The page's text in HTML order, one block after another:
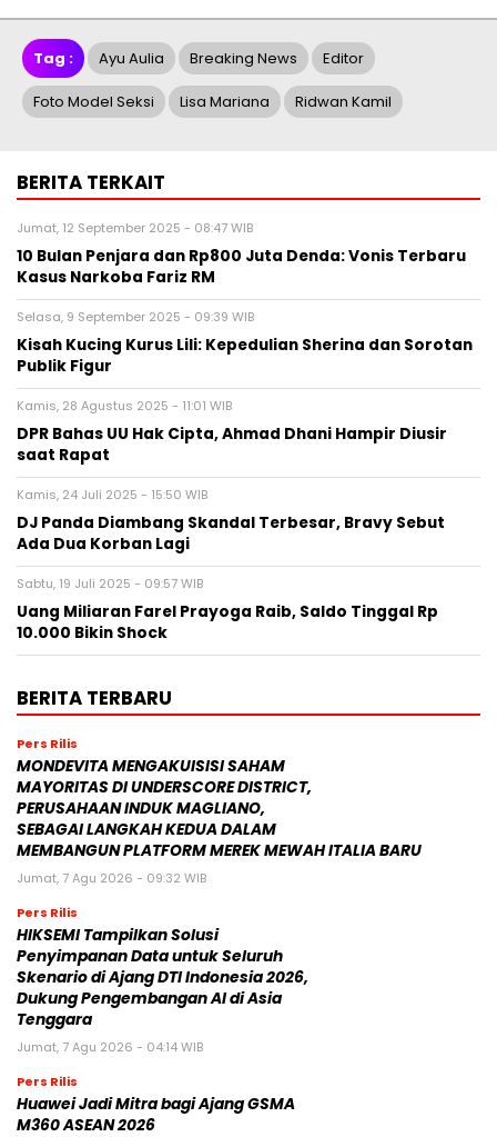
Tag : Ayu Aulia Breaking News Editor
Foto Model Seksi Lisa Mariana Ridwan Kamil
BERITA TERKAIT
Jumat, 12 September 2025 - 08:47 WIB
10 Bulan Penjara dan Rp800 Juta Denda: Vonis Terbaru
Kasus Narkoba Fariz RM
Selasa, 9 September 2025 - 09:39 WIB
Kisah Kucing Kurus Lili: Kepedulian Sherina dan Sorotan
Publik Figur
Kamis, 28 Agustus 2025 - 11:01 WIB
DPR Bahas UU Hak Cipta, Ahmad Dhani Hampir Diusir
saat Rapat
Kamis, 24 Juli 2025 - 15:50 WIB
DJ Panda Diambang Skandal Terbesar, Bravy Sebut
Ada Dua Korban Lagi
Sabtu, 19 Juli 2025 - 09:57 WIB
Uang Miliaran Farel Prayoga Raib, Saldo Tinggal Rp
10.000 Bikin Shock
BERITA TERBARU
Pers Rilis
MONDEVITA MENGAKUISISI SAHAM
MAYORITAS DI UNDERSCORE DISTRICT,
PERUSAHAAN INDUK MAGLIANO,
SEBAGAI LANGKAH KEDUA DALAM
MEMBANGUN PLATFORM MEREK MEWAH ITALIA BARU
Jumat, 7 Agu 2026 - 09:32 WIB
Pers Rilis
HIKSEMI Tampilkan Solusi
Penyimpanan Data untuk Seluruh
Skenario di Ajang DTI Indonesia 2026,
Dukung Pengembangan AI di Asia
Tenggara
Jumat, 7 Agu 2026 - 04:14 WIB
Pers Rilis
Huawei Jadi Mitra bagi Ajang GSMA
M360 ASEAN 2026